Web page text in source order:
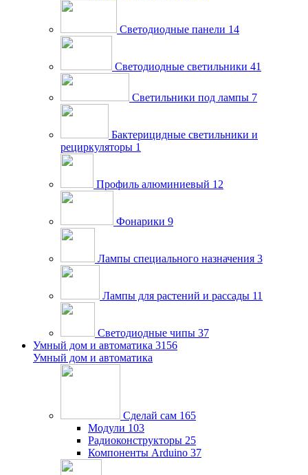
Светодиодные панели 14
Светодиодные светильники 41
Светильники под лампы 7
Бактерицидные светильники и
рециркуляторы 1
Профиль алюминиевый 12
Фонарики 9
Лампы специального назначения 3
Лампы для растений и рассады 11
Светодиодные чипы 37
Умный дом и автоматика 3156
Умный дом и автоматика
Сделай сам 165
Модули 103
Радиоконструкторы 25
Компоненты Arduino 37